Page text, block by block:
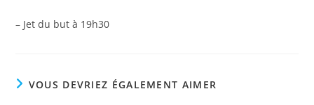
– Jet du but à 19h30
VOUS DEVRIEZ ÉGALEMENT AIMER